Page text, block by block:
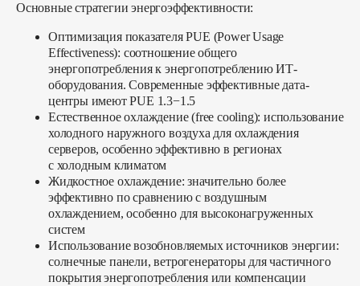
Основные стратегии энергоэффективности:
Оптимизация показателя PUE (Power Usage
Effectiveness): соотношение общего
энергопотребления к энергопотреблению ИТ-
оборудования. Современные эффективные дата-
центры имеют PUE 1.3−1.5
Естественное охлаждение(free cooling): использование
холодного наружного воздуха для охлаждения
серверов, особенно эффективно в регионах
с холодным климатом
Жидкостное охлаждение: значительно более
эффективно по сравнению с воздушным
охлаждением, особенно для высоконагруженных
систем
Использование возобновляемых источников энергии:
солнечные панели, ветрогенераторы для частичного
покрытия энергопотребления или компенсации